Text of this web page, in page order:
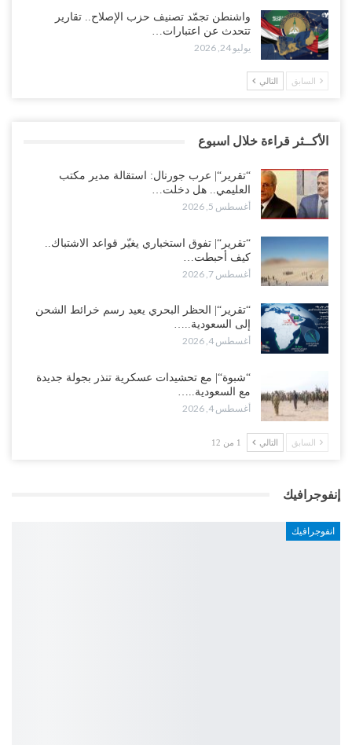
واشنطن تجمّد تصنيف حزب الإصلاح.. تقارير
تتحدث عن اعتبارات…
يوليو 24, 2026
السابق التالي
الأكــثر قراءة خلال اسبوع
“تقرير“| عرب جورنال: استقالة مدير مكتب
العليمي.. هل دخلت…
أغسطس 5, 2026
“تقرير“| تفوق استخباري يغيّر قواعد الاشتباك..
كيف أحبطت…
أغسطس 7, 2026
“تقرير“| الحظر البحري يعيد رسم خرائط الشحن
إلى السعودية..…
أغسطس 4, 2026
“شبوة“| مع تحشيدات عسكرية تنذر بجولة جديدة
مع السعودية..…
أغسطس 4, 2026
السابق التالي 1 من 12
إنفوجرافيك
انفوجرافيك